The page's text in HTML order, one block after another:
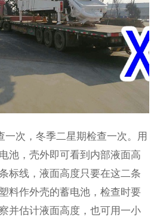
一次，冬季二星期检查一次。用
池，壳外即可看到内部液面高
标线，液面高度只要在这二条
料作外壳的蓄电池，检查时要
并估计液面高度，也可用一小